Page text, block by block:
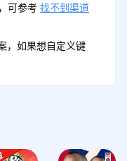
可参考 找不到渠道
，如果想自定义键